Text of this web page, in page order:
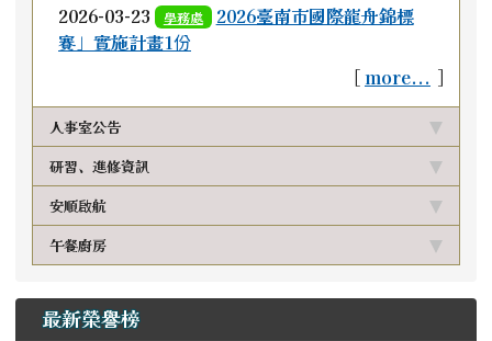
2026-03-23
學務處
2026臺南市國際龍舟錦標
賽」實施計畫1份
[more... ]
人事室公告
研習、進修資訊
安順啟航
午餐廚房
最新榮譽榜